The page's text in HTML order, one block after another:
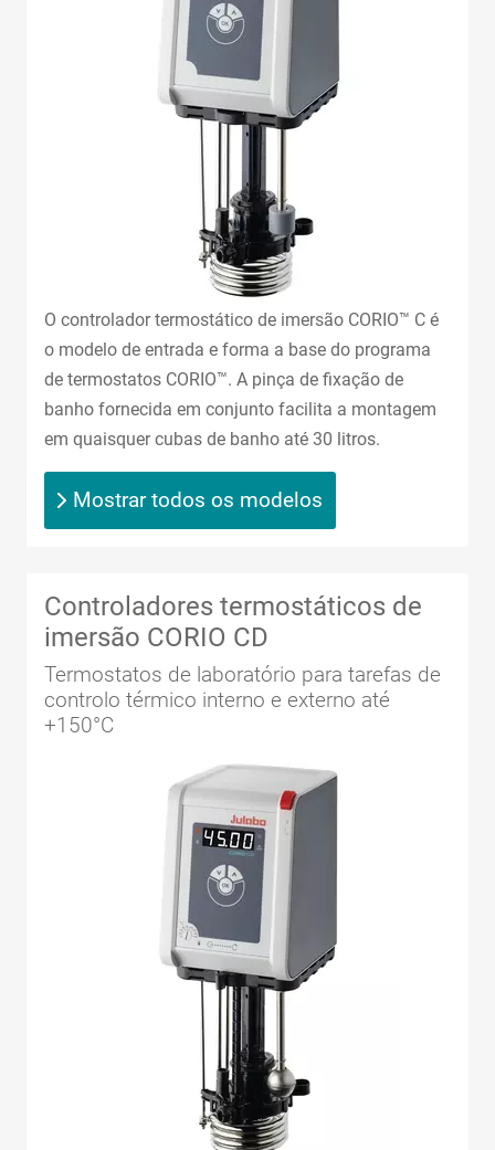
O controlador termostático de imersão CORIO™ C é
o modelo de entrada e forma a base do programa
de termostatos CORIO™. A pinça de fixação de
banho fornecida em conjunto facilita a montagem
em quaisquer cubas de banho até 30 litros.
Mostrar todos os modelos
Controladores termostáticos de
imersão CORIO CD
Termostatos de laboratório para tarefas de
controlo térmico interno e externo até
+150°C